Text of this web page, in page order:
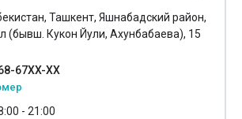
Ташкент, Яшнабадский район,
(бывш. Кукон Йули, Ахунбабаева), 15
67XX-XX
- 21:00